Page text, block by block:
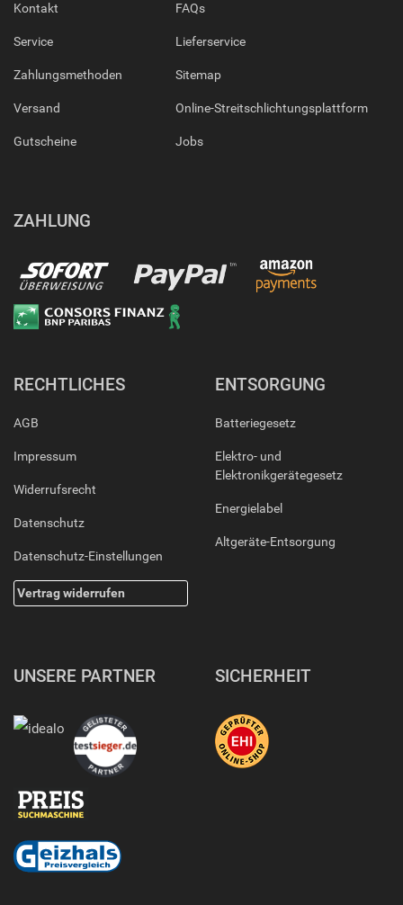
Kontakt
Service
Zahlungsmethoden
Versand
Gutscheine
FAQs
Lieferservice
Sitemap
Online-Streitschlichtungsplattform
Jobs
ZAHLUNG
RECHTLICHES
AGB
Impressum
Widerrufsrecht
Datenschutz
Datenschutz-Einstellungen
Vertrag widerrufen
ENTSORGUNG
Batteriegesetz
Elektro- und
Elektronikgerätegesetz
Energielabel
Altgeräte-Entsorgung
UNSERE PARTNER SICHERHEIT